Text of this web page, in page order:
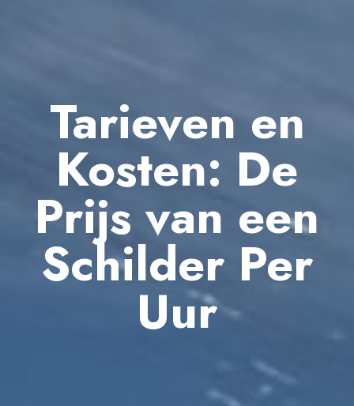
Tarieven en
Kosten: De
Prijs van een
Schilder Per
Uur